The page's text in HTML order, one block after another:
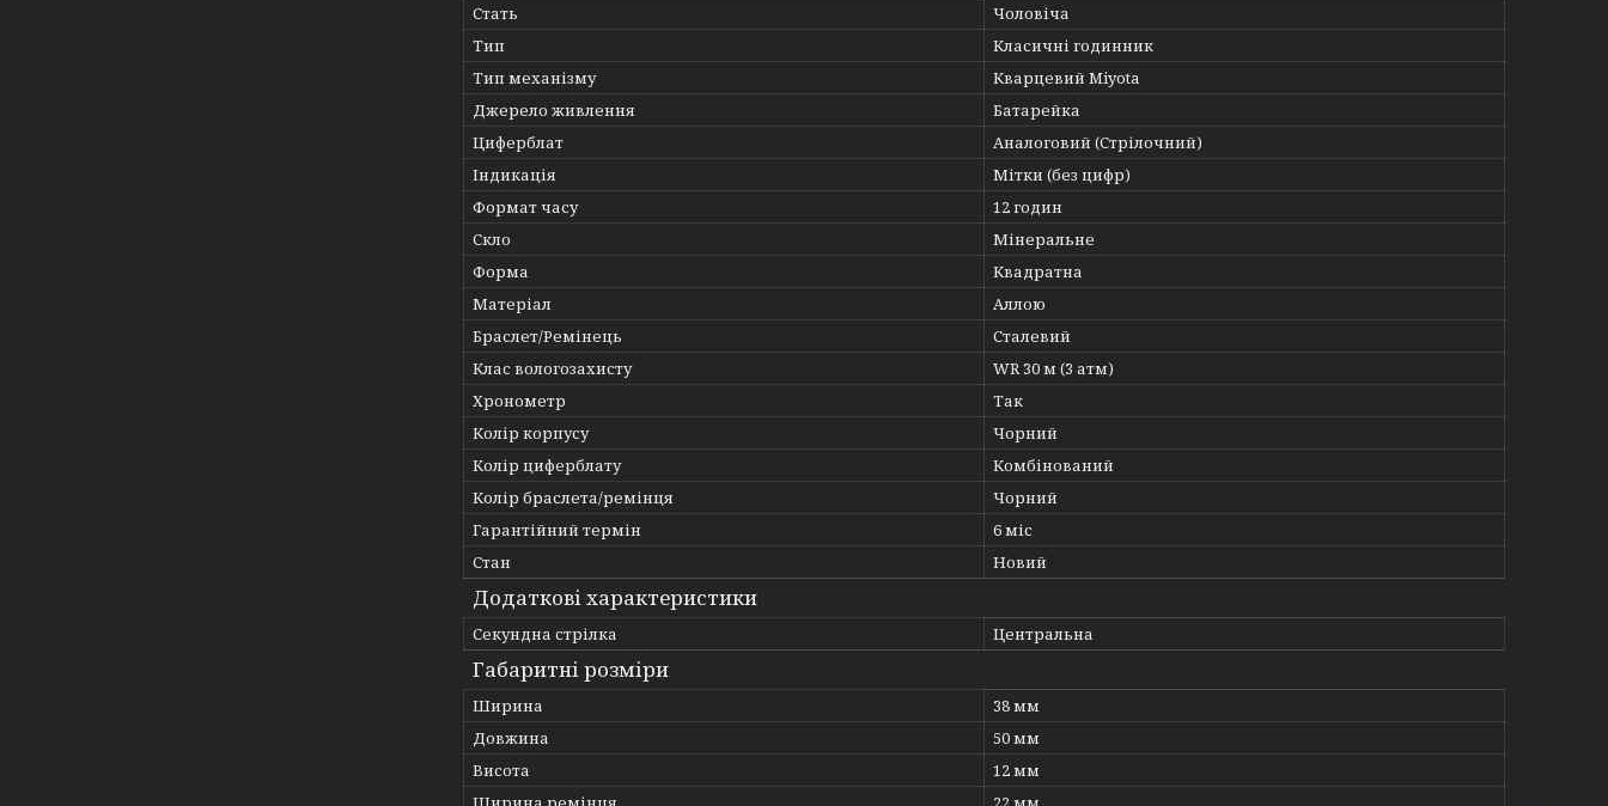
Стать
Чоловіча
Тип
Класичні годинник
Тип механізму
Кварцевий Miyota
Джерело живлення
Батарейка
Циферблат
Аналоговий (Стрілочний)
Індикація
Мітки (без цифр)
Формат часу
12 годин
Скло
Мінеральне
Форма
Квадратна
Матеріал
Аллою
Браслет/Ремінець
Сталевий
Клас вологозахисту
WR 30 м (3 атм)
Хронометр
Так
Колір корпусу
Чорний
Колір циферблату
Комбінований
Колір браслета/ремінця
Чорний
Гарантійний термін
6 міс
Стан
Новий
Додаткові характеристики
Секундна стрілка Центральна
Габаритні розміри
Ширина
38 мм
Довжина
50 мм
Висота
12 мм